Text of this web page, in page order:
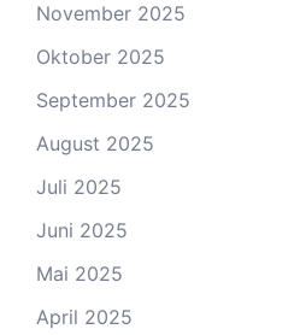
November 2025
Oktober 2025
September 2025
August 2025
Juli 2025
Juni 2025
Mai 2025
April 2025